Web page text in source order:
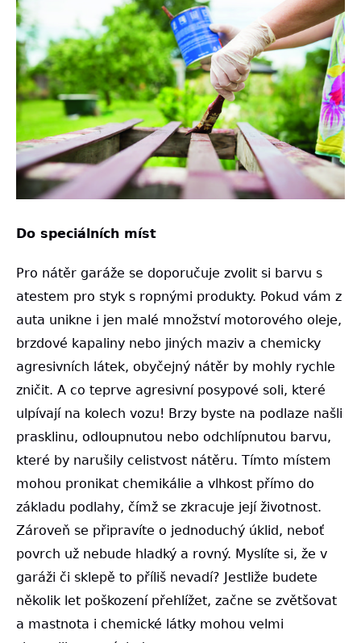
Do speciálních míst
Pro nátěr garáže se doporučuje zvolit si barvu s
atestem pro styk s ropnými produkty. Pokud vám z
auta unikne i jen malé množství motorového oleje,
brzdové kapaliny nebo jiných maziv a chemicky
agresivních látek, obyčejný nátěr by mohly rychle
zničit. A co teprve agresivní posypové soli, které
ulpívají na kolech vozu! Brzy byste na podlaze našli
prasklinu, odloupnutou nebo odchlípnutou barvu,
které by narušily celistvost nátěru. Tímto místem
mohou pronikat chemikálie a vlhkost přímo do
základu podlahy, čímž se zkracuje její životnost.
Zároveň se připravíte o jednoduchý úklid, neboť
povrch už nebude hladký a rovný. Myslíte si, že v
garáži či sklepě to příliš nevadí? Jestliže budete
několik let poškození přehlížet, začne se zvětšovat
a mastnota i chemické látky mohou velmi